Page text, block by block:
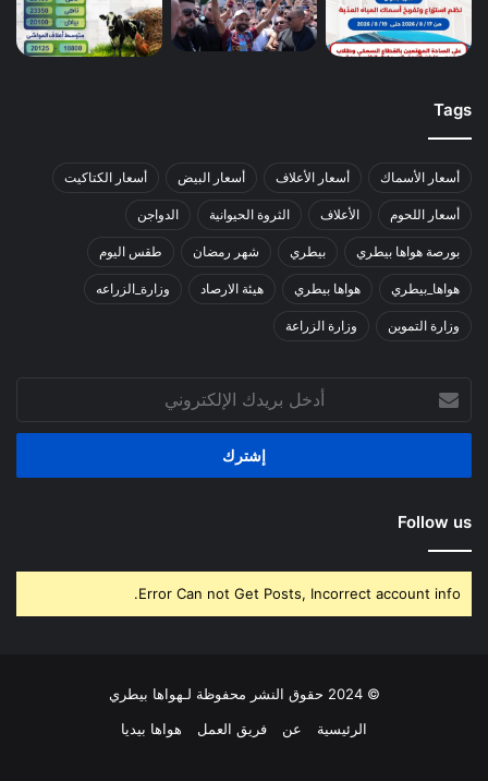
Tags
أسعار الأسماك أسعار الأعلاف أسعار البيض أسعار الكتاكيت
أسعار اللحوم الأعلاف الثروة الحيوانية الدواجن
بورصة هواها بيطري بيطري شهر رمضان طقس اليوم
هواها_بيطري هواها بيطري هيئة الارصاد وزارة_الزراعه
وزارة التموين وزارة الزراعة
بريدك
الإلكتروني
Follow us
Error Can not Get Posts, Incorrect account info.
© 2024 حقوق النشر محفوظة لـهواها بيطري
الرئيسية
عن فريق العمل هواها بيديا